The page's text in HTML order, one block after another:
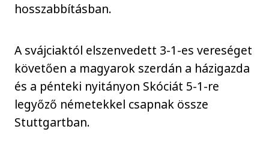
hosszabbításban.
A svájciaktól elszenvedett 3-1-es vereséget
követően a magyarok szerdán a házigazda
és a pénteki nyitányon Skóciát 5-1-re
legyőző németekkel csapnak össze
Stuttgartban.